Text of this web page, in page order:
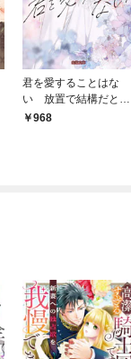
君を愛することはな
い 放置で結構だと思
っていたのにいつのま
968